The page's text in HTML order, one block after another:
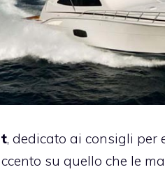
, dedicato ai consigli per
su quello che le